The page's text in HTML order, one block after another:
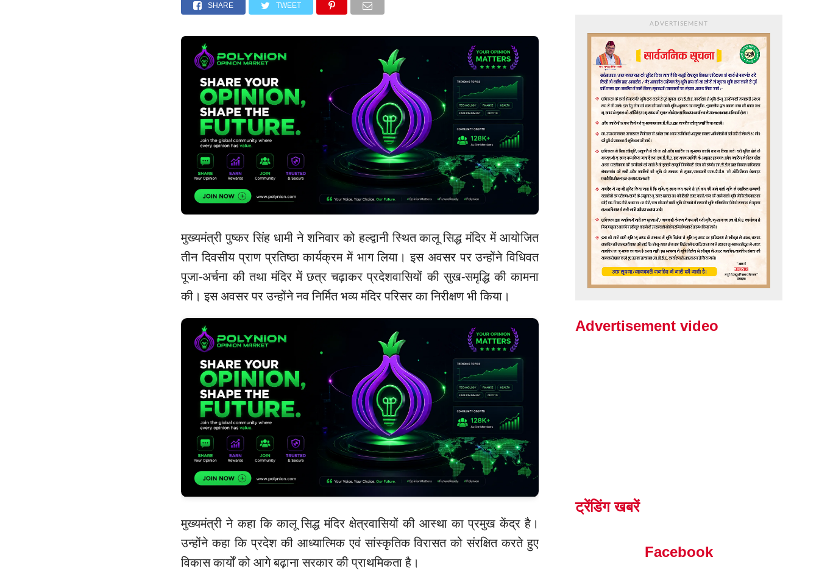
SHARE TWEET
मुख्यमंत्री पुष्कर सिंह धामी ने शनिवार को हल्द्वानी स्थित कालू सिद्ध मंदिर में आयोजित
तीन दिवसीय प्राण प्रतिष्ठा कार्यक्रम में भाग लिया। इस अवसर पर उन्होंने विधिवत
पूजा-अर्चना की तथा मंदिर में छत्र चढ़ाकर प्रदेशवासियों की सुख-समृद्धि की कामना
की। इस अवसर पर उन्होंने नव निर्मित भव्य मंदिर परिसर का निरीक्षण भी किया।
मुख्यमंत्री ने कहा कि कालू सिद्ध मंदिर क्षेत्रवासियों की आस्था का प्रमुख केंद्र है।
उन्होंने कहा कि प्रदेश की आध्यात्मिक एवं सांस्कृतिक विरासत को संरक्षित करते हुए
विकास कार्यों को आगे बढ़ाना सरकार की प्राथमिकता है।
ADVERTISEMENT
Advertisement video
ट्रेंडिंग खबरें
Facebook